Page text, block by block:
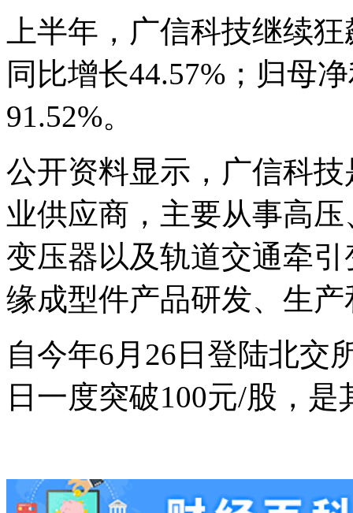
上半年，广信科技继续
同比增长44.57%；归母
91.52%。
公开资料显示，广信科
业供应商，主要从事高
变压器以及轨道交通牵
缘成型件产品研发、生
自今年6月26日登陆北交
日一度突破100元/股，